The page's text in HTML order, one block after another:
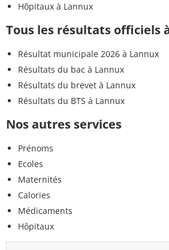
Hôpitaux à Lannux
Tous les résultats officiels
Résultat municipale 2026 à Lannux
Résultats du bac à Lannux
Résultats du brevet à Lannux
Résultats du BTS à Lannux
Nos autres services
Prénoms
Ecoles
Maternités
Calories
Médicaments
Hôpitaux